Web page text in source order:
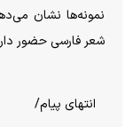
نمونه‌ها نشان
شعر فارسی حضور
انتهای پیام/